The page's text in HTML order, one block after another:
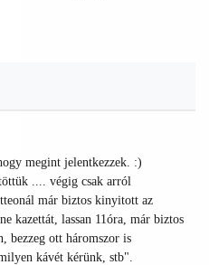
megint jelentkezzek. :)
.... végig csak arról
már biztos kinyitott az
kazettát, lassan 11óra, már biztos
bezzeg ott háromszor is
kávét kérünk, stb".